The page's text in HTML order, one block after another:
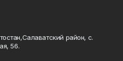
район, с.
56.